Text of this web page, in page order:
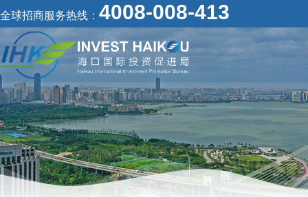
全球招商服务热线： 4008-008-413